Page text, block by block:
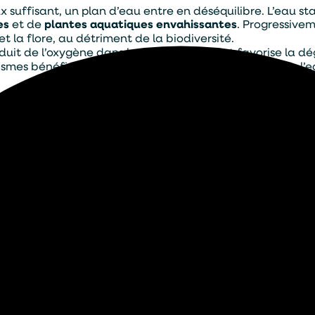
suffisant, un plan d’eau entre en déséquilibre. L’eau
et de plantes aquatiques envahissantes.
la flore, au détriment de la biodiversité.
de l’oxygène dans la colonne d’eau et favorise la
bénéfiques reprennent leur rôle, et la qualité de
Les poissons respirent mieux, les
action naturelle prévient la formation de gaz
d’algues filamenteuses ou microscopiques. En
excessive en surface et freine la
naturellement l’
du plan d’eau
non sur les symptômes. Cette approche
retenues collinaires.
les bassins d’orage, les méga-bassines et les